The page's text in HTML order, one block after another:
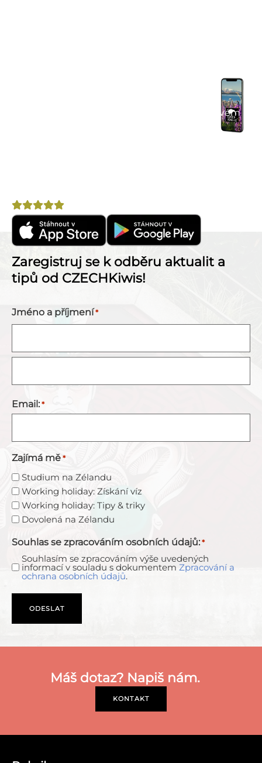
– spoj se s cestovateli ve svém
Hodnocení
Zaregistruj se k odběru aktualit a
tipů od CZECHKiwis!
Jméno a příjmení *
Email: *
Zajímá mě *
Studium na Zélandu
Working holiday: Získání víz
Working holiday: Tipy & triky
Dovolená na Zélandu
Souhlas se zpracováním osobních údajů: *
Souhlasím se zpracováním výše uvedených
informací v souladu s dokumentem Zpracování a
ochrana osobních údajů.
Máš dotaz? Napiš nám.
KONTAKT